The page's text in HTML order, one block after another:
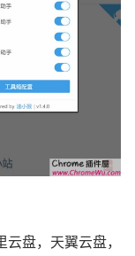
盘，天翼云盘，